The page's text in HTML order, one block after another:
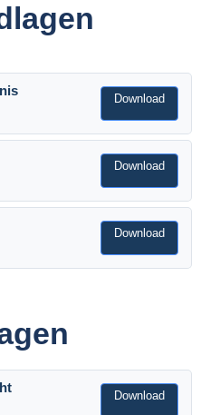
Download
Download
Download
Download